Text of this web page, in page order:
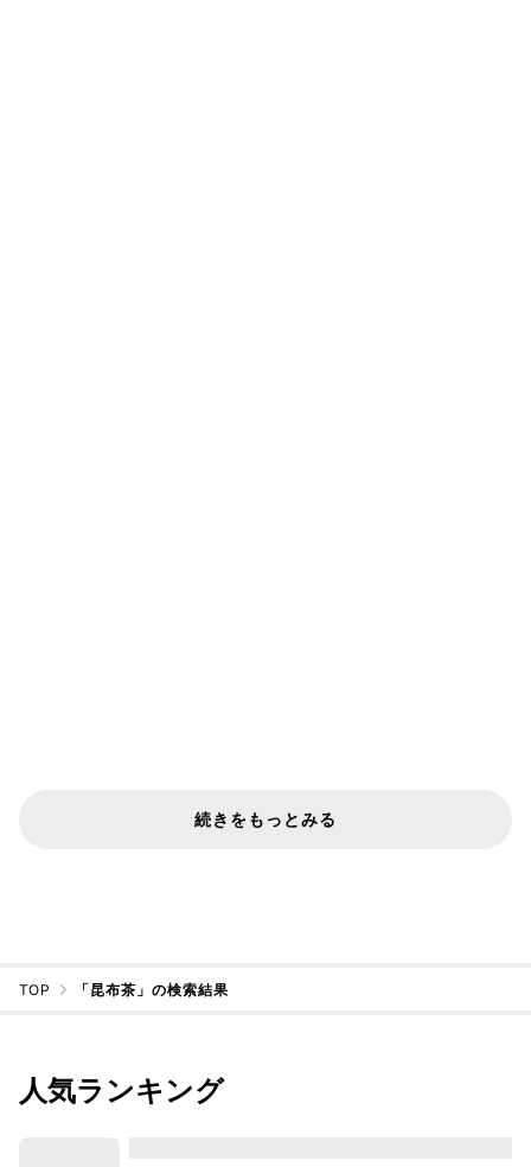
続きをもっとみる
TOP 「昆布茶」の検索結果
人気ランキング